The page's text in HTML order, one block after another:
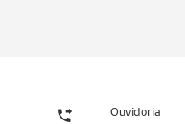
Ouvidoria